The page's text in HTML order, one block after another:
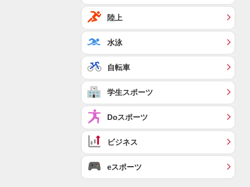
陸上
水泳
自転車
学生スポーツ
Doスポーツ
ビジネス
eスポーツ